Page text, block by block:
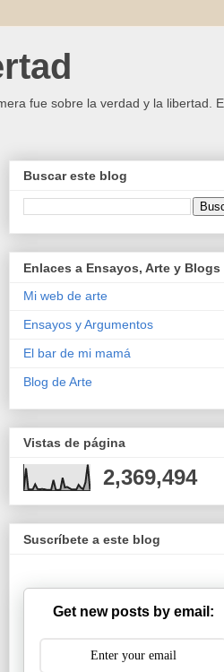
fue sobre la verdad y la libertad.
Buscar este blog
Enlaces a Ensayos, Arte y Blogs
Mi web de arte
Ensayos y Argumentos
El bar de mi mamá
Blog de Arte
Vistas de página
2,369,494
Suscríbete a este blog
Get new posts by email: